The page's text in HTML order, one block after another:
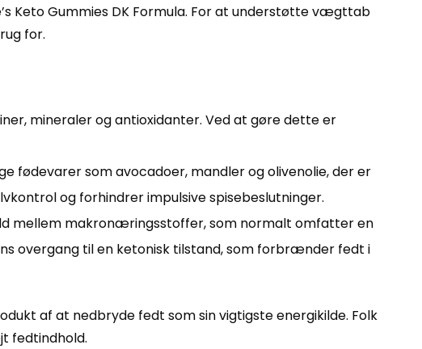
Keto Gummies DK Formula. For at understøtte vægttab
for.
mineraler og antioxidanter. Ved at gøre dette er
som avocadoer, mandler og olivenolie, der er
og forhindrer impulsive spisebeslutninger.
mellem makronæringsstoffer, som normalt omfatter en
overgang til en ketonisk tilstand, som forbrænder fedt i
af at nedbryde fedt som sin vigtigste energikilde. Folk
fedtindhold.